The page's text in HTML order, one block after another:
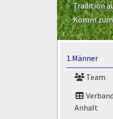
Tradition
Komm
1.Männer
Team
Anhalt